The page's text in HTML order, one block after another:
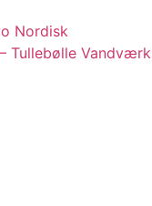
Nordisk
Tullebølle Vandværk